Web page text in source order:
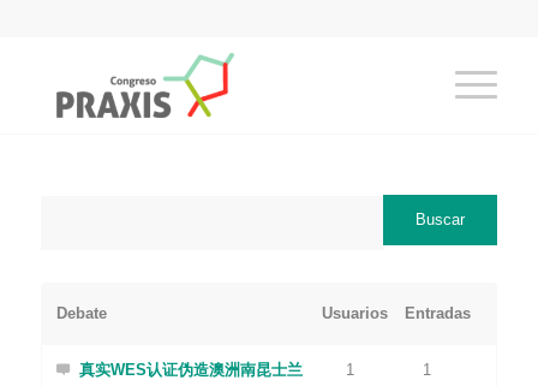
Debate Usuarios Entradas
真实WES认证伪造澳洲南昆士兰
1 1